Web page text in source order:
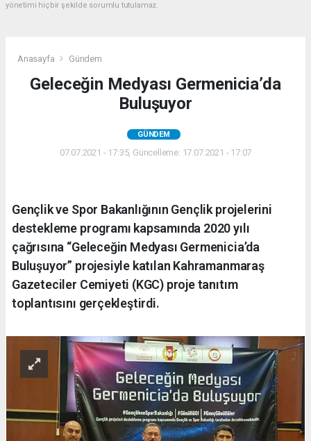
yönetimi hiçbir şekilde sorumlu tutulamaz.
Anasayfa Gündem
Geleceğin Medyası Germenicia’da
Buluşuyor
GÜNDEM
07.07.2021 - 17:35, Güncelleme: 17.07.2021 - 17:07
Gençlik ve Spor Bakanlığının Gençlik projelerini
destekleme programı kapsamında 2020 yılı
çağrısına “Geleceğin Medyası Germenicia’da
Buluşuyor” projesiyle katılan Kahramanmaraş
Gazeteciler Cemiyeti (KGC) proje tanıtım
toplantısını gerçekleştirdi.